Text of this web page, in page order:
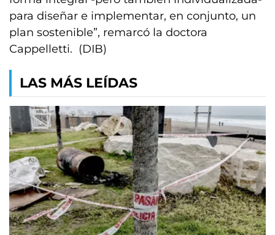
para diseñar e implementar, en conjunto, un
plan sostenible”, remarcó la doctora
Cappelletti. (DIB)
LAS MÁS LEÍDAS